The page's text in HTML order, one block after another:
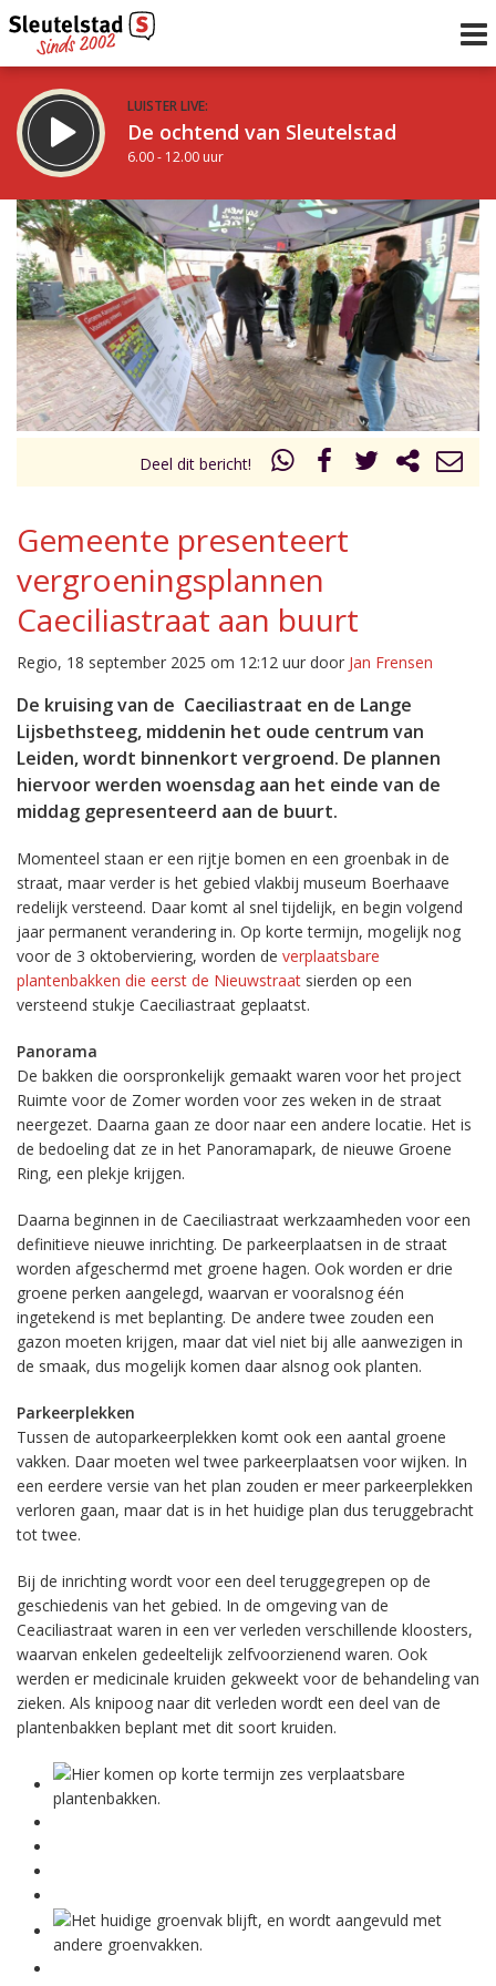
LUISTER LIVE:
De ochtend van Sleutelstad
6.00 - 12.00 uur
STRAKS:
De middag van Sleutelstad
12.00 - 18.00 uur
Vorig uur
uur 1 van 0 Volgend uur
Inklappen
Deel dit bericht!
Gemeente presenteert
vergroeningsplannen
Caeciliastraat aan buurt
Regio, 18 september 2025 om 12:12 uur door Jan Frensen
De kruising van de Caeciliastraat en de Lange
Lijsbethsteeg, middenin het oude centrum van
Leiden, wordt binnenkort vergroend. De plannen
hiervoor werden woensdag aan het einde van de
middag gepresenteerd aan de buurt.
Momenteel staan er een rijtje bomen en een groenbak in de
straat, maar verder is het gebied vlakbij museum Boerhaave
redelijk versteend. Daar komt al snel tijdelijk, en begin volgend
jaar permanent verandering in. Op korte termijn, mogelijk nog
voor de 3 oktoberviering, worden de verplaatsbare
plantenbakken die eerst de Nieuwstraat sierden op een
versteend stukje Caeciliastraat geplaatst.
Panorama
De bakken die oorspronkelijk gemaakt waren voor het project
Ruimte voor de Zomer worden voor zes weken in de straat
neergezet. Daarna gaan ze door naar een andere locatie. Het is
de bedoeling dat ze in het Panoramapark, de nieuwe Groene
Ring, een plekje krijgen.
Daarna beginnen in de Caeciliastraat werkzaamheden voor een
definitieve nieuwe inrichting. De parkeerplaatsen in de straat
worden afgeschermd met groene hagen. Ook worden er drie
groene perken aangelegd, waarvan er vooralsnog één
ingetekend is met beplanting. De andere twee zouden een
gazon moeten krijgen, maar dat viel niet bij alle aanwezigen in
de smaak, dus mogelijk komen daar alsnog ook planten.
Parkeerplekken
Tussen de autoparkeerplekken komt ook een aantal groene
vakken. Daar moeten wel twee parkeerplaatsen voor wijken. In
een eerdere versie van het plan zouden er meer parkeerplekken
verloren gaan, maar dat is in het huidige plan dus teruggebracht
tot twee.
Bij de inrichting wordt voor een deel teruggegrepen op de
geschiedenis van het gebied. In de omgeving van de
Ceaciliastraat waren in een ver verleden verschillende kloosters,
waarvan enkelen gedeeltelijk zelfvoorzienend waren. Ook
werden er medicinale kruiden gekweekt voor de behandeling van
zieken. Als knipoog naar dit verleden wordt een deel van de
plantenbakken beplant met dit soort kruiden.